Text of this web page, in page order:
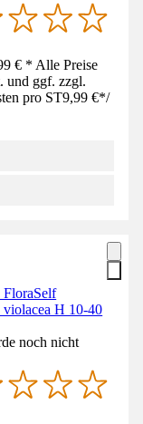
€ * Alle Preise
und ggf. zzgl.
pro ST9,99 €*/
FloraSelf
H 10-40
noch nicht